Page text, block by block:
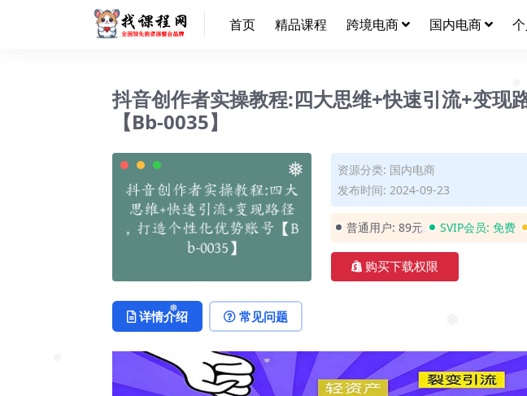
❅
❅
❅
❅
首页 精品课程 跨境电商 国内电商
抖音创作者实操教程:四大思维+快速引流+变现
【Bb-0035】
资源分类: 国内电商
发布时间: 2024-09-23
普通用户: 89元 SVIP会员: 免费
购买下载权限
详情介绍 常见问题